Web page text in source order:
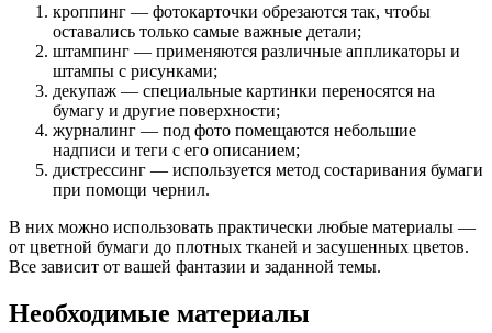
кроппинг — фотокарточки обрезаются так, чтобы
оставались только самые важные детали;
штампинг — применяются различные аппликаторы и
штампы с рисунками;
декупаж — специальные картинки переносятся на
бумагу и другие поверхности;
журналинг — под фото помещаются небольшие
надписи и теги с его описанием;
дистрессинг — используется метод состаривания бумаги
при помощи чернил.
В них можно использовать практически любые материалы —
от цветной бумаги до плотных тканей и засушенных цветов.
Все зависит от вашей фантазии и заданной темы.
Необходимые материалы